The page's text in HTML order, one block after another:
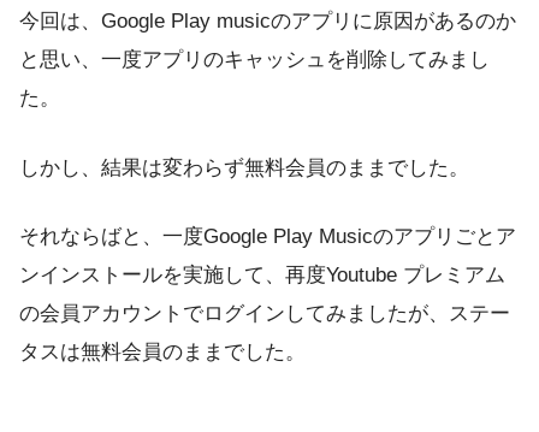
今回は、Google Play musicのアプリに原因があるのか
と思い、一度アプリのキャッシュを削除してみまし
た。
しかし、結果は変わらず無料会員のままでした。
それならばと、一度Google Play Musicのアプリごとア
ンインストールを実施して、再度Youtube プレミアム
の会員アカウントでログインしてみましたが、ステー
タスは無料会員のままでした。